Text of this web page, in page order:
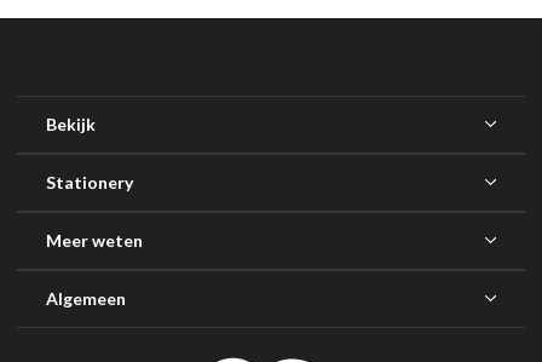
Bekijk
Stationery
Meer weten
Algemeen